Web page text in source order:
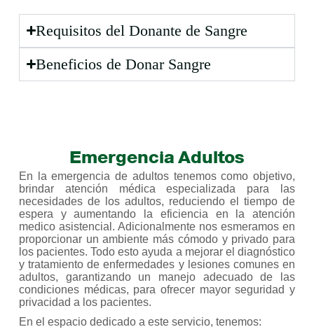
Requisitos del Donante de Sangre
Beneficios de Donar Sangre
Emergencia Adultos
En la emergencia de adultos tenemos como objetivo,
brindar atención médica especializada para las
necesidades de los adultos, reduciendo el tiempo de
espera y aumentando la eficiencia en la atención
medico asistencial. Adicionalmente nos esmeramos en
proporcionar un ambiente más cómodo y privado para
los pacientes. Todo esto ayuda a mejorar el diagnóstico
y tratamiento de enfermedades y lesiones comunes en
adultos, garantizando un manejo adecuado de las
condiciones médicas, para ofrecer mayor seguridad y
privacidad a los pacientes.
En el espacio dedicado a este servicio, tenemos: